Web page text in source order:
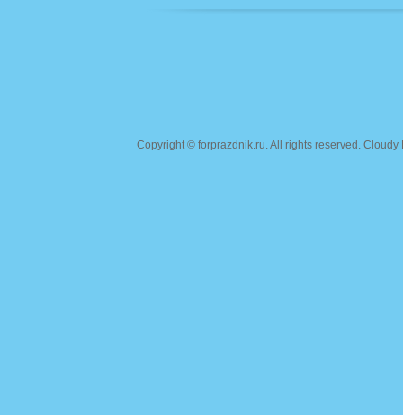
Copyright © forprazdnik.ru. All rights reserved.